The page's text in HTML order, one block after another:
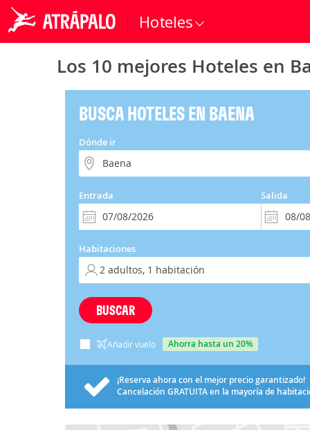
Hoteles
Los 10 mejores Hoteles en
BUSCA HOTELES EN BAENA
Dónde ir
Entrada Salida
Habitaciones
BUSCAR
Añadir vuelo ahorra hasta un 20%
¡Reserva ahora con el mejor precio garantizado!
Cancelación GRATUITAen la mayoría de